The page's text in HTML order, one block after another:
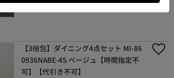
【3梱包】ダイニング4点セット MI-86
0936NABE-4S ベージュ【時間指定不
可】【代引き不可】